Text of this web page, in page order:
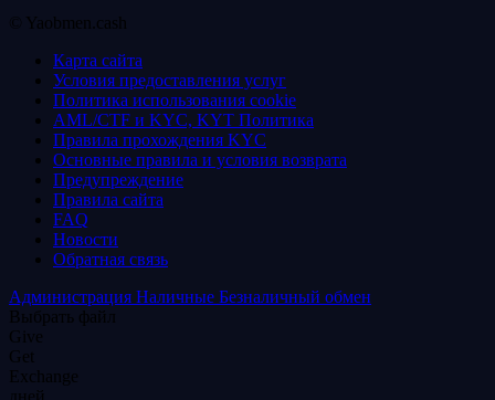
© Yaobmen.cash
Карта сайта
Условия предоставления услуг
Политика использования coоkie
AML/CTF и KYC, KYT Политика
Правила прохождения KYC
Основные правила и условия возврата
Предупреждение
Правила сайта
FAQ
Новости
Обратная связь
Администрация Наличные Безналичный обмен
Выбрать файл
Give
Get
Exchange
дней